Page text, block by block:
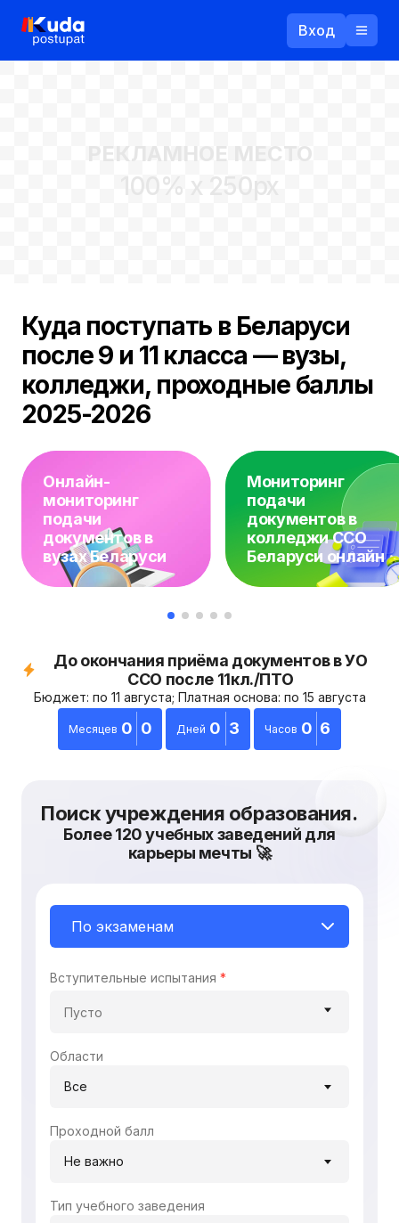
Вход
Войти
Регистрация
Прислать пароль
РЕКЛАМНОЕ МЕСТО
100% x 250px
Куда поступать в Беларуси
после 9 и 11 класса — вузы,
колледжи, проходные баллы
2025-2026
Онлайн-
мониторинг
подачи
документов в
вузах Беларуси
Мониторинг
подачи
документов в
колледжи ССО
Беларуси онлайн
До окончания приёма документов в УО
ССО после 11кл./ПТО
Бюджет: по 11 августа; Платная основа: по 15 августа
Месяцев 0 0 Дней 0 3 Часов 0 6
Поиск учреждения образования.
Более 120 учебных заведений для
карьеры мечты 🚀
Вступительные испытания
Области
Все
Проходной балл
Не важно
Тип учебного заведения